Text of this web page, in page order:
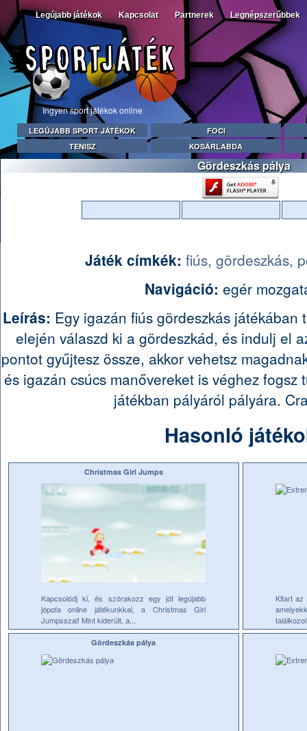
Legújabb játékok Kapcsolat Partnerek Legnépszerűbbek
Ingyen sport játékok online
LEGÚJABB SPORT JÁTÉKOK
FOCI
TENISZ
KOSÁRLABDA
Gördeszkás pálya
Játék címkék: fiús, gördeszkás,
Navigáció: egér
Leírás: Egy igazán fiús gördeszkás
elején válaszd ki a gördeszkád, és indulj el
pontot gyűjtesz össze, akkor vehetsz
és igazán csúcs manővereket is véghez
játékban pályáról pályára.
Hasonló
Christmas Girl Jumps
Kapcsolódj ki, és szórakozz egy jót legújabb
jópofa online játékunkkal, a Christmas Girl
Jumpsszal! Mint kiderült, a...
Kitart az
Gördeszkás pálya